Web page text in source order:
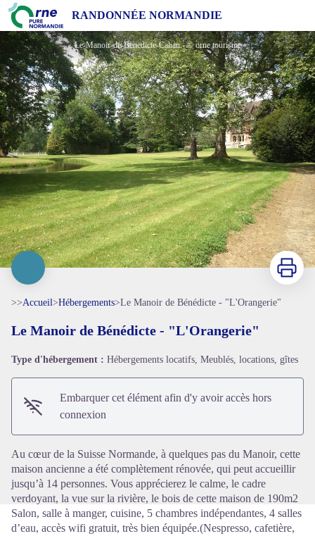
RANDONNÉE NORMANDIE
Le Manoir de Bénédicte - "L'Orangerie"
Le-Manoir-de-Benedicte-Cahan - © orne tourisme
Voir l'image en plein écran
Imprimer
>>Accueil>Hébergements>Le Manoir de Bénédicte - "L'Orangerie"
Le Manoir de Bénédicte - "L'Orangerie"
Type d'hébergement : Hébergements locatifs, Meublés, locations, gîtes
Embarquer cet élément afin d'y avoir accès hors
connexion
Au cœur de la Suisse Normande, à quelques pas du Manoir, cette
maison ancienne a été complètement rénovée, qui peut accueillir
jusqu’à 14 personnes. Vous apprécierez le calme, le cadre
verdoyant, la vue sur la rivière, le bois de cette maison de 190m2
Salon, salle à manger, cuisine, 5 chambres indépendantes, 4 salles
d’eau, accès wifi gratuit, très bien équipée.(Nespresso, cafetière,